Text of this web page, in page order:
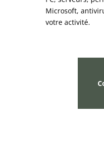
Microsoft,
votre activité.